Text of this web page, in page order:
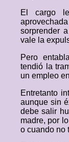
El cargo
sorprender
vale la
Pero
tendió la
un empleo
Entretanto
aunque sin
debe salir
madre, por
o cuando no